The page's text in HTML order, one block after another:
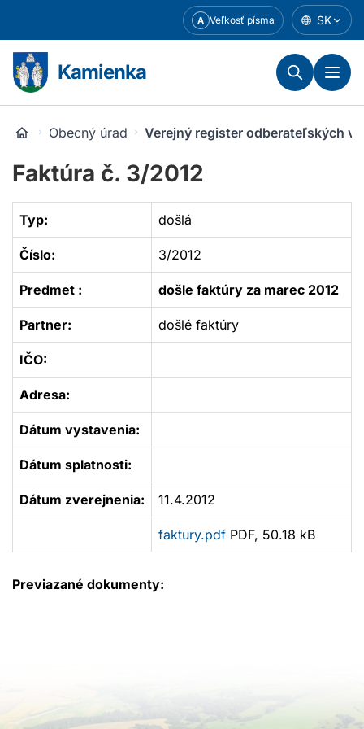
obsahu
A Veľkosť písma SK
Kamienka
Obecný úrad Verejný register odberateľských
Faktúra č. 3/2012
Typ: došlá
Číslo: 3/2012
Predmet : došle faktúry za marec 2012
Partner: došlé faktúry
IČO:
Adresa:
Dátum vystavenia:
Dátum splatnosti:
Dátum zverejnenia: 11.4.2012
faktury.pdf PDF, 50.18 kB
Previazané dokumenty: